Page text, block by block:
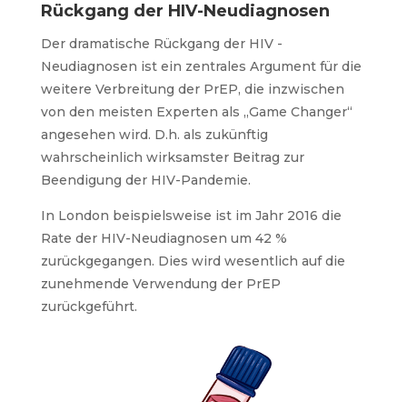
Rückgang der HIV-Neudiagnosen
Der dramatische Rückgang der HIV -
Neudiagnosen ist ein zentrales Argument für die
weitere Verbreitung der PrEP, die inzwischen
von den meisten Experten als „Game Changer“
angesehen wird. D.h. als zukünftig
wahrscheinlich wirksamster Beitrag zur
Beendigung der HIV-Pandemie.
In London beispielsweise ist im Jahr 2016 die
Rate der HIV-Neudiagnosen um 42 %
zurückgegangen. Dies wird wesentlich auf die
zunehmende Verwendung der PrEP
zurückgeführt.